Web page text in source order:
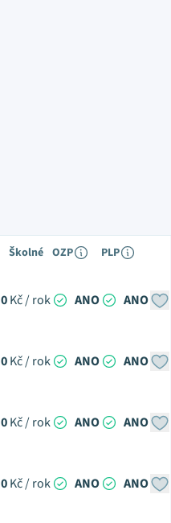
Školné OZP PLP
0Kč / rok ANO ANO
0Kč / rok ANO ANO
0Kč / rok ANO ANO
0Kč / rok ANO ANO